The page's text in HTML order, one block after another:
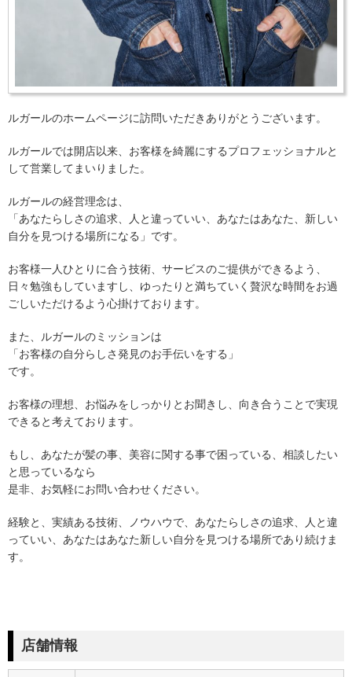
ルガールのホームページに訪問いただきありがとうございます。
ルガールでは開店以来、お客様を綺麗にするプロフェッショナルと
して営業してまいりました。
ルガールの経営理念は、
「あなたらしさの追求、人と違っていい、あなたはあなた、新しい
自分を見つける場所になる」です。
お客様一人ひとりに合う技術、サービスのご提供ができるよう、
日々勉強もしていますし、ゆったりと満ちていく贅沢な時間をお過
ごしいただけるよう心掛けております。
また、ルガールのミッションは
「お客様の自分らしさ発見のお手伝いをする」
です。
お客様の理想、お悩みをしっかりとお聞きし、向き合うことで実現
できると考えております。
もし、あなたが髪の事、美容に関する事で困っている、相談したい
と思っているなら
是非、お気軽にお問い合わせください。
経験と、実績ある技術、ノウハウで、あなたらしさの追求、人と違
っていい、あなたはあなた新しい自分を見つける場所であり続けま
す。
店舗情報